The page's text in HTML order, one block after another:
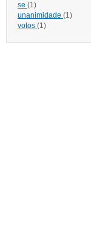
se (1)
unanimidade (1)
votos (1)